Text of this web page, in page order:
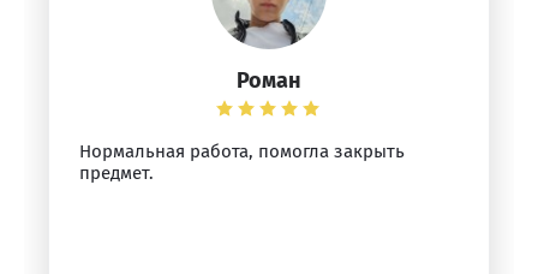
Роман
Нормальная работа, помогла закрыть
предмет.